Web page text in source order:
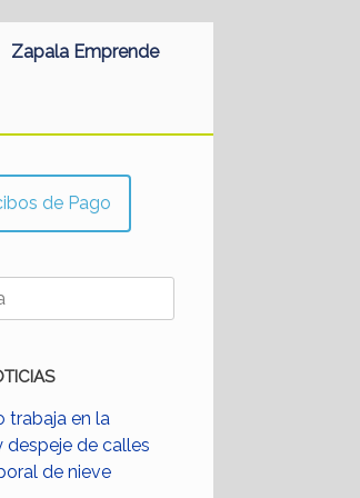
Zapala Emprende
de Pago
trabaja en la
despeje de calles
de nieve